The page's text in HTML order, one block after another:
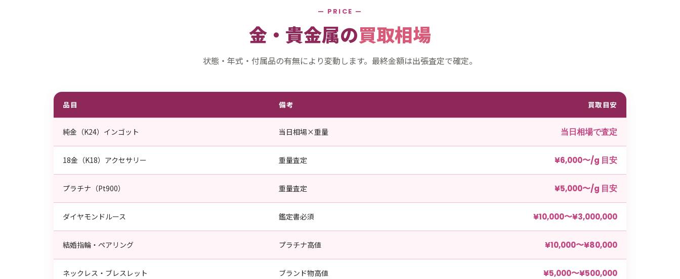
— PRICE —
金・貴金属の買取相場
状態・年式・付属品の有無により変動します。最終金額は出張査定で確定。
品目 備考 買取目安
純金（K24）インゴット 当日相場×重量 当日相場で査定
18金（K18）アクセサリー 重量査定 ¥6,000〜/g 目安
プラチナ（Pt900） 重量査定 ¥5,000〜/g 目安
ダイヤモンドルース 鑑定書必須 ¥10,000〜¥3,000,000
結婚指輪・ペアリング プラチナ高値 ¥10,000〜¥80,000
ネックレス・ブレスレット ブランド物高値 ¥5,000〜¥500,000